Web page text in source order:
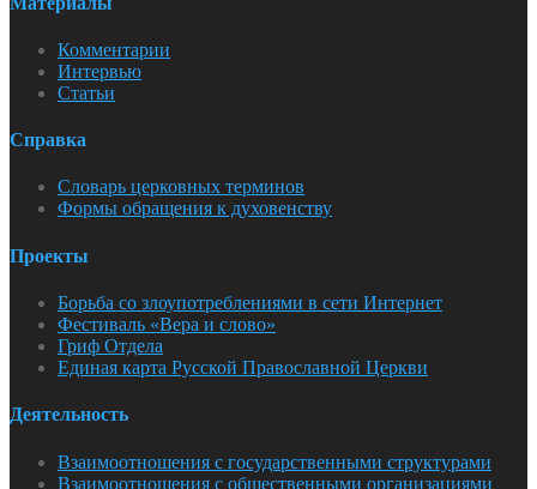
Комментарии
Интервью
Статьи
Справка
Словарь церковных терминов
Формы обращения к духовенству
Проекты
Борьба со злоупотреблениями в сети Интернет
Фестиваль «Вера и слово»
Гриф Отдела
Единая карта Русской Православной Церкви
Деятельность
Взаимоотношения с государственными структурами
Взаимоотношения с общественными организациями